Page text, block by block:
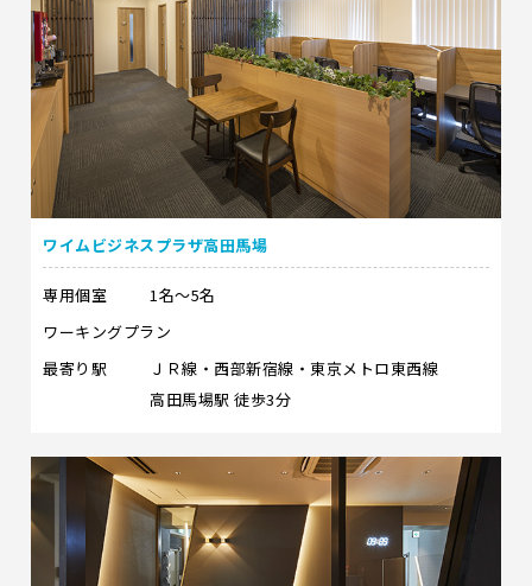
ワイムビジネスプラザ高田馬場
専用個室
1名～5名
ワーキングプラン
最寄り駅
ＪＲ線・西部新宿線・東京メトロ東西線
高田馬場駅 徒歩3分